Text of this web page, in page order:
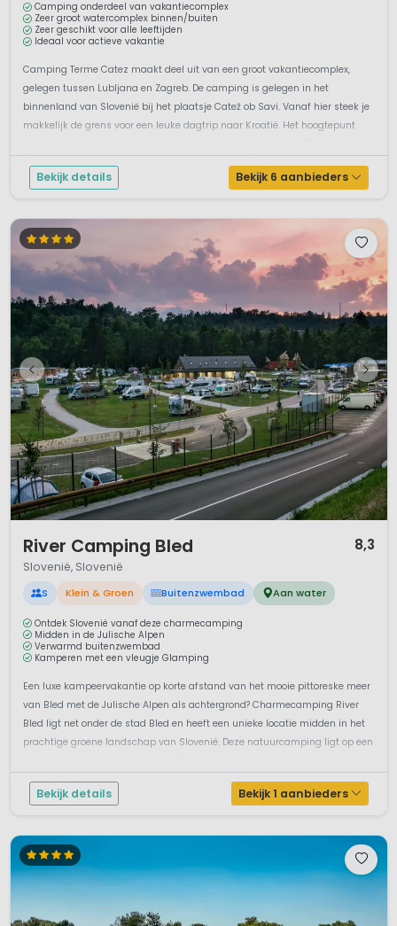
Camping onderdeel van vakantiecomplex
Zeer groot watercomplex binnen/buiten
Zeer geschikt voor alle leeftijden
Ideaal voor actieve vakantie
Camping Terme Catez maakt deel uit van een groot vakantiecomplex,
gelegen tussen Lubljana en Zagreb. De camping is gelegen in het
binnenland van Slovenië bij het plaatsje Catež ob Savi. Vanaf hier steek je
makkelijk de grens voor een leuke dagtrip naar Kroatië. Het hoogtepunt
Bekijk details Bekijk 6 aanbieders
River Camping Bled 8,3
Slovenië, Slovenië
S Klein & Groen Buitenzwembad Aan water
Ontdek Slovenië vanaf deze charmecamping
Midden in de Julische Alpen
Verwarmd buitenzwembad
Kamperen met een vleugje Glamping
Een luxe kampeervakantie op korte afstand van het mooie pittoreske meer
van Bled met de Julische Alpen als achtergrond? Charmecamping River
Bled ligt net onder de stad Bled en heeft een unieke locatie midden in het
prachtige groene landschap van Slovenië. Deze natuurcamping ligt op een
Bekijk details Bekijk 1 aanbieders